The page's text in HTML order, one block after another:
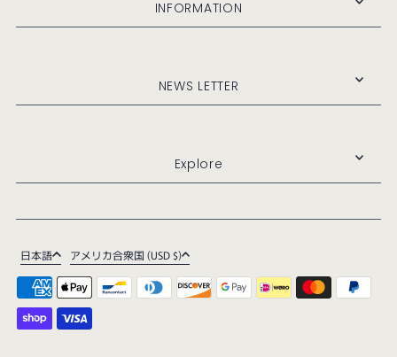
INFORMATION
NEWS LETTER
Explore
日本語 アメリカ合衆国 (USD $)